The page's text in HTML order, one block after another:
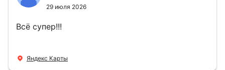
29 июля 2026
Всё супер!!!
Яндекс Карты